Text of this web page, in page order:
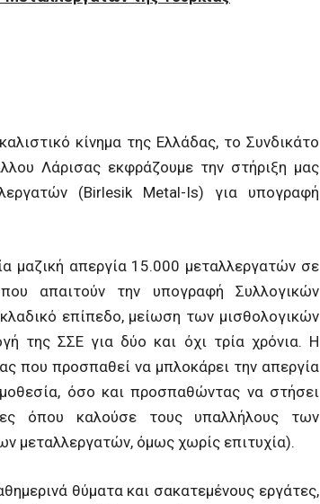
κίνημα της Ελλάδας, το Συνδικάτο
Λάρισας εκφράζουμε την στήριξη μας
(Birlesik Metal-Is) για υπογραφή
μαζική απεργία 15.000 μεταλλεργατών σε
απαιτούν την υπογραφή Συλλογικών
επίπεδο, μείωση των μισθολογικών
της ΣΣΕ για δύο και όχι τρία χρόνια. Η
που προσπαθεί να μπλοκάρει την απεργία
όσο και προσπαθώντας να στήσει
όπου καλούσε τους υπαλλήλους των
μεταλλεργατών, όμως χωρίς επιτυχία).
θύματα και σακατεμένους εργάτες,